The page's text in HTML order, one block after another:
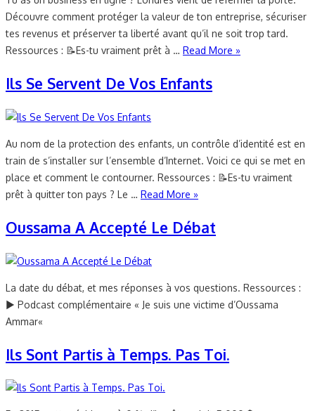
Découvre comment protéger la valeur de ton entreprise, sécuriser
tes revenus et préserver ta liberté avant qu’il ne soit trop tard.
Ressources : 📝Es-tu vraiment prêt à … Read More »
Ils Se Servent De Vos Enfants
Au nom de la protection des enfants, un contrôle d’identité est en
train de s’installer sur l’ensemble d’Internet. Voici ce qui se met en
place et comment le contourner. Ressources : 📝Es-tu vraiment
prêt à quitter ton pays ? Le … Read More »
Oussama A Accepté Le Débat
La date du débat, et mes réponses à vos questions. Ressources :
▶️ Podcast complémentaire « Je suis une victime d’Oussama
Ammar«
Ils Sont Partis à Temps. Pas Toi.